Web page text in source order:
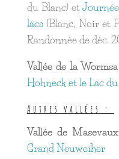
du Blanc) et
lacs(Blanc, Noir et
Randonnée de déc.
Vallée de la
Hohneck et le Lac
Autres vallées :
Vallée de Masevaux
Grand Neuweiher